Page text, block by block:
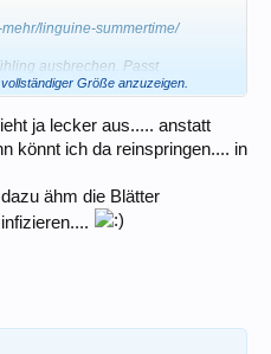
linguine-summertime/
ausbrechen. Passt
Größe anzuzeigen.
ja lecker aus..... anstatt
könnt ich da reinspringen.... in
ähm die Blätter